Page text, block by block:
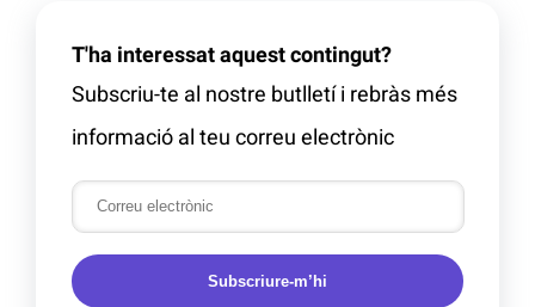
T'ha interessat aquest contingut?
Subscriu-te al nostre butlletí i rebràs més
informació al teu correu electrònic
Subscriure-m’hi